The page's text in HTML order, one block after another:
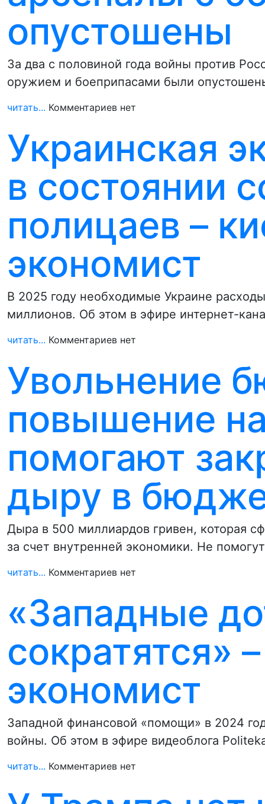
опустошены
За два с половиной года войны против
оружием и боеприпасами были
читать... Комментариев нет
Украинская
в состоянии
полицаев –
экономист
В 2025 году необходимые Украине
миллионов. Об этом в эфире интернет-
читать... Комментариев нет
Увольнение
повышение
помогают
дыру в
Дыра в 500 миллиардов гривен, которая
за счет внутренней экономики. Не
читать... Комментариев нет
«Западные
сократятся»
экономист
Западной финансовой «помощи» в 2024
войны. Об этом в эфире видеоблога
читать... Комментариев нет